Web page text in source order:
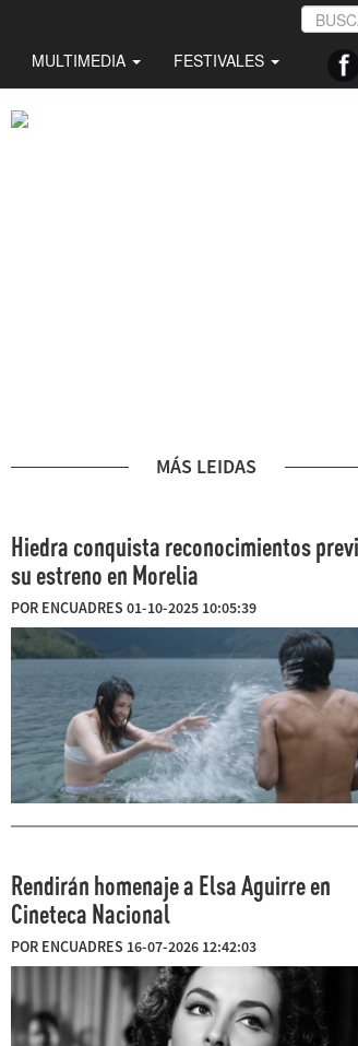
MULTIMEDIA FESTIVALES
MÁS LEIDAS
Hiedra conquista reconocimientos
su estreno en Morelia
POR ENCUADRES 01-10-2025 10:05:39
Rendirán homenaje a Elsa Aguirre en
Cineteca Nacional
POR ENCUADRES 16-07-2026 12:42:03